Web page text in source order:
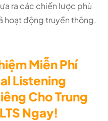
ra các chiến lược phù
hoạt động truyền thông.
Miễn Phí
Listening
Cho Trung
Ngay!